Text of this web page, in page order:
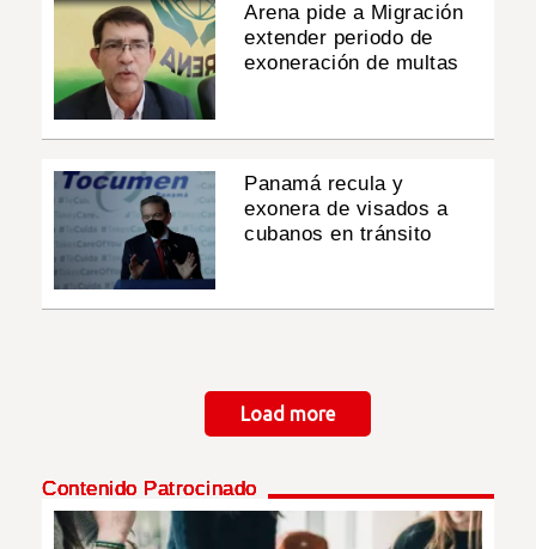
Arena pide a Migración
extender periodo de
exoneración de multas
Panamá recula y
exonera de visados a
cubanos en tránsito
Load more
Contenido Patrocinado